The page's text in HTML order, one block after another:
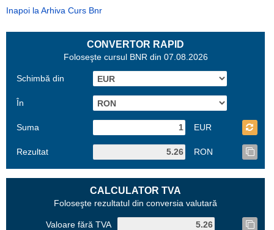
Inapoi la Arhiva Curs Bnr
CONVERTOR RAPID
Foloseşte cursul BNR din 07.08.2026
Schimbă din
În
Suma EUR
Rezultat RON
CALCULATOR TVA
Foloseşte rezultatul din conversia valutară
Valoare fără TVA